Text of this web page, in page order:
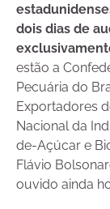
dois dias de
estão a
Pecuária do
Exportadores
Nacional da
de-Açúcar e
Flávio
ouvido ainda